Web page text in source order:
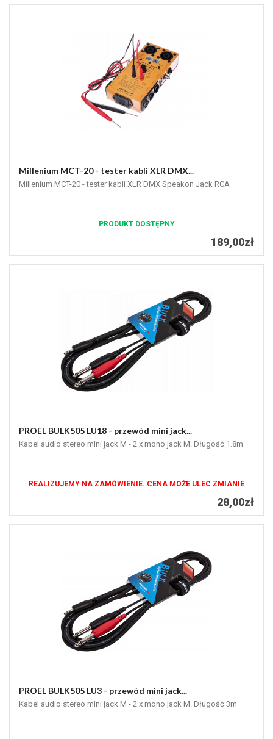
Millenium MCT-20 - tester kabli XLR DMX...
Millenium MCT-20 - tester kabli XLR DMX Speakon Jack RCA
PRODUKT DOSTĘPNY
189,00zł
PROEL BULK505 LU18 - przewód mini jack...
Kabel audio stereo mini jack M - 2 x mono jack M. Długość 1.8m
REALIZUJEMY NA ZAMÓWIENIE. CENA MOŻE ULEC ZMIANIE
28,00zł
PROEL BULK505 LU3 - przewód mini jack...
Kabel audio stereo mini jack M - 2 x mono jack M. Długość 3m